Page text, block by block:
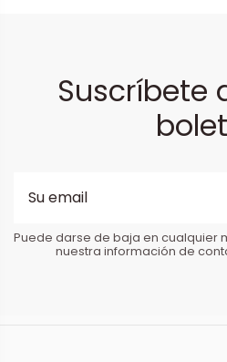
Suscríbete
Puede darse de baja en cualquier
nuestra información de